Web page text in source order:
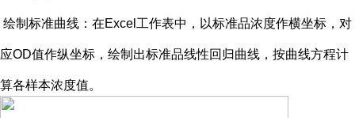
绘制标准曲线：在Excel工作表中，以标准品浓度作横坐标，对
应OD值作纵坐标，绘制出标准品线性回归曲线，按曲线方程计
算各样本浓度值。